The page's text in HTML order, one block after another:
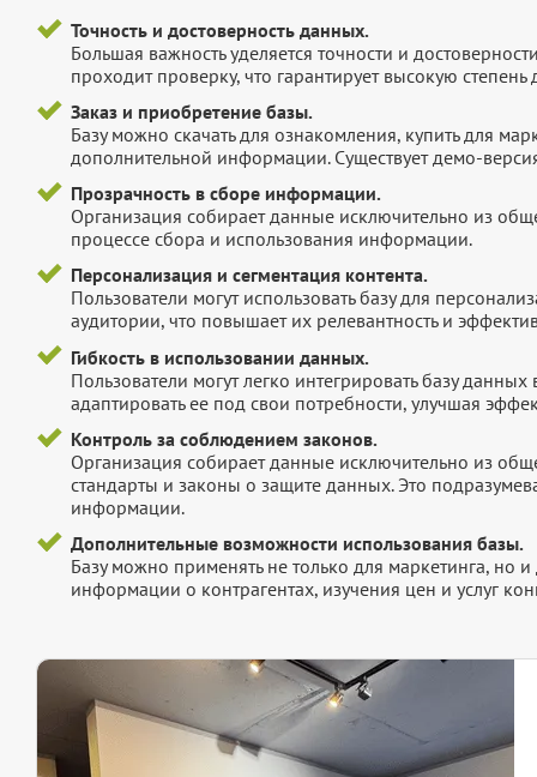
Точность и достоверность данных.
Большая важность уделяется точности и
проходит проверку, что гарантирует высокую
Заказ и приобретение базы.
Базу можно скачать для ознакомления, купить для
дополнительной информации. Существует демо-
Прозрачность в сборе информации.
Организация собирает данные исключительно из
процессе сбора и использования информации.
Персонализация и сегментация контента.
Пользователи могут использовать базу для
аудитории, что повышает их релевантность и
Гибкость в использовании данных.
Пользователи могут легко интегрировать базу
адаптировать ее под свои потребности, улучшая
Контроль за соблюдением законов.
Организация собирает данные исключительно из
стандарты и законы о защите данных. Это
информации.
Дополнительные возможности использования базы.
Базу можно применять не только для маркетинга, но
информации о контрагентах, изучения цен и услуг